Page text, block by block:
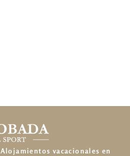
Alojamientos vacacionales en